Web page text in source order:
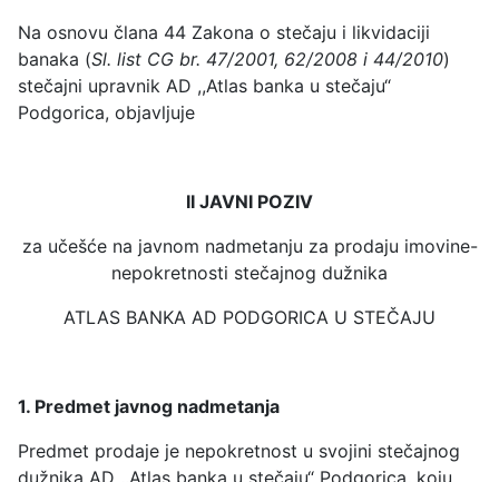
Na osnovu člana 44 Zakona o stečaju i likvidaciji
banaka (Sl. list CG br. 47/2001, 62/2008 i 44/2010)
stečajni upravnik AD ,,Atlas banka u stečaju“
Podgorica, objavljuje
II JAVNI POZIV
za učešće na javnom nadmetanju za prodaju imovine-
nepokretnosti stečajnog dužnika
ATLAS BANKA AD PODGORICA U STEČAJU
1. Predmet javnog nadmetanja
Predmet prodaje je nepokretnost u svojini stečajnog
dužnika AD ,,Atlas banka u stečaju“ Podgorica, koju